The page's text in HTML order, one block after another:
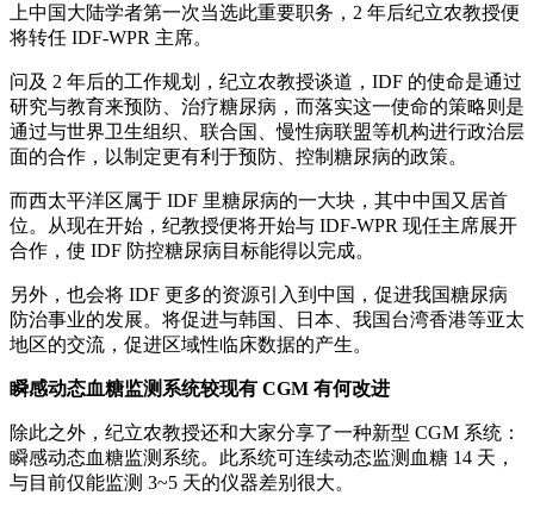
上中国大陆学者第一次当选此重要职务，2 年后纪立农教授便
将转任 IDF-WPR 主席。
问及 2 年后的工作规划，纪立农教授谈道，IDF 的使命是通过
研究与教育来预防、治疗糖尿病，而落实这一使命的策略则是
通过与世界卫生组织、联合国、慢性病联盟等机构进行政治层
面的合作，以制定更有利于预防、控制糖尿病的政策。
而西太平洋区属于 IDF 里糖尿病的一大块，其中中国又居首
位。从现在开始，纪教授便将开始与 IDF-WPR 现任主席展开
合作，使 IDF 防控糖尿病目标能得以完成。
另外，也会将 IDF 更多的资源引入到中国，促进我国糖尿病
防治事业的发展。将促进与韩国、日本、我国台湾香港等亚太
地区的交流，促进区域性临床数据的产生。
瞬感动态血糖监测系统较现有 CGM 有何改进
除此之外，纪立农教授还和大家分享了一种新型 CGM 系统：
瞬感动态血糖监测系统。此系统可连续动态监测血糖 14 天，
与目前仅能监测 3~5 天的仪器差别很大。